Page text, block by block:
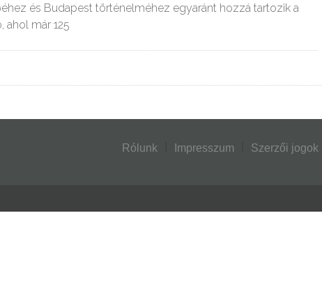
és Budapest történelméhez egyaránt hozzá tartozik a
ahol már 125
Rólunk Impresszum Szerzői jogok